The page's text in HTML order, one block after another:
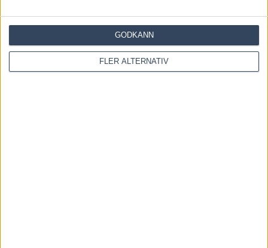
FLER ALTERNATIV
GODKÄNN